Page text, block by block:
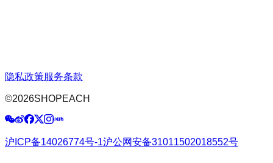
隐私政策服务条款
©2026SHOPEACH
沪ICP备14026774号-1沪公网安备31011502018552号